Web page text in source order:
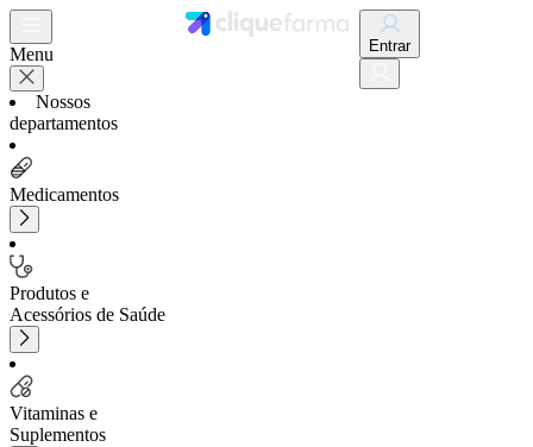
Menu
Nossos
departamentos
Medicamentos
Produtos e
Acessórios de Saúde
Vitaminas e
Suplementos
Entrar